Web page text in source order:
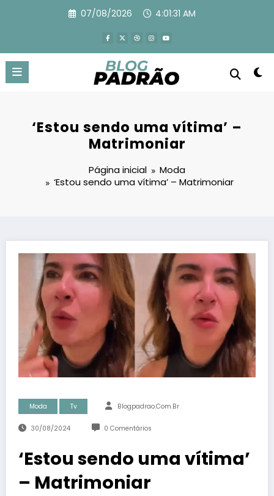
07/08/2026 4:01:32 AM
‘Estou sendo uma vítima’ –
Matrimoniar
Página inicial
Moda
‘Estou sendo uma vítima’ – Matrimoniar
Moda Tv Blogpadrao.com.br
30/08/2024 0 Comentários
‘Estou sendo uma vítima’
– Matrimoniar